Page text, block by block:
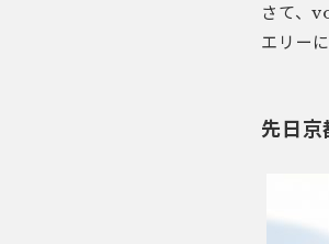
さて、
エリー
先日